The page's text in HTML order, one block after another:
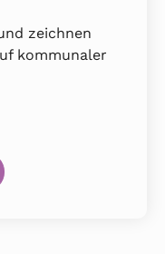
zeichnen
kommunaler